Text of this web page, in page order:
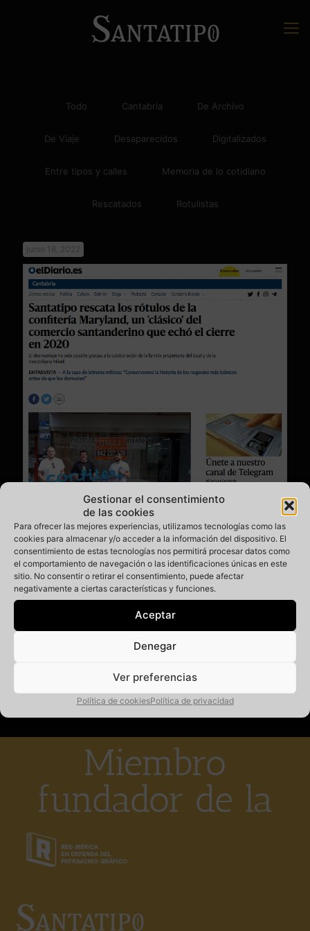
Gestionar el consentimiento
de las cookies
Para ofrecer las mejores experiencias, utilizamos tecnologías como las
cookies para almacenar y/o acceder a la información del dispositivo. El
consentimiento de estas tecnologías nos permitirá procesar datos como
el comportamiento de navegación o las identificaciones únicas en este
sitio. No consentir o retirar el consentimiento, puede afectar
negativamente a ciertas características y funciones.
Aceptar
Denegar
Ver preferencias
Política de cookiesPolítica de privacidad
Todo Cantabria De Archivo
De Viaje Desaparecidos Digitalizados
Entre tipos y calles Memoria de lo cotidiano
Rescatados Rotulistas
junio 18, 2022
Santatipo rescata los rótulos de la confitería Maryland
ElDiario.es Cantabria se hace eco del rescate que llevamos a
cabo hace dos semanas, salvando el rótulo de la Confitería
Maryland. Aquí tenéis la noticia completa:
https://www.eldiario.es/cantabria/santatipo-rescata-rotulos-
Miembro
fundador de la